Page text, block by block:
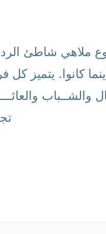
ملاهي شاطئ
كانوا. يتميز
والشــباب